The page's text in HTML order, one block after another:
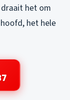
het om
het hele